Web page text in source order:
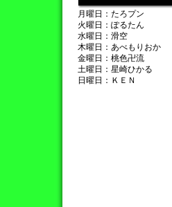
月曜日：たろプン
火曜日：ぽるたん
水曜日：滑空
木曜日：あべもりおか
金曜日：桃色卍流
土曜日：星崎ひかる
日曜日：ＫＥＮ